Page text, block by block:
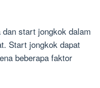
start jongkok dalam
Start jongkok dapat
beberapa faktor